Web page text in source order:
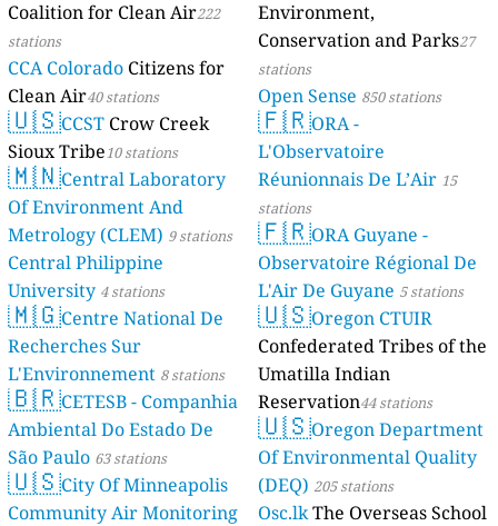
Coalition for Clean Air222
stations
CCA Colorado Citizens for
Clean Air40 stations
🇺🇸CCST Crow Creek
Sioux Tribe10 stations
🇲🇳Central Laboratory
Of Environment And
Metrology (CLEM) 9 stations
Central Philippine
University 4 stations
🇲🇬Centre National De
Recherches Sur
L'Environnement 8 stations
🇧🇷CETESB - Companhia
Ambiental Do Estado De
São Paulo 63 stations
🇺🇸City Of Minneapolis
Community Air Monitoring
Environment,
Conservation and Parks27
stations
Open Sense 850 stations
🇫🇷ORA -
L'Observatoire
Réunionnais De L’Air 15
stations
🇫🇷ORA Guyane -
Observatoire Régional De
L'Air De Guyane 5 stations
🇺🇸Oregon CTUIR
Confederated Tribes of the
Umatilla Indian
Reservation44 stations
🇺🇸Oregon Department
Of Environmental Quality
(DEQ) 205 stations
Osc.lkThe Overseas School